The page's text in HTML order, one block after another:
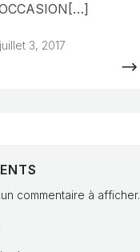
juillet 3, 2017
commentaire à afficher.